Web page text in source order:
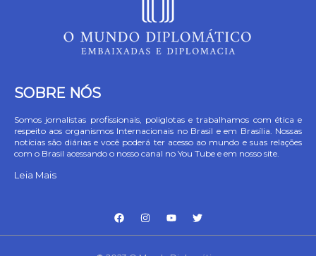
SOBRE NÓS
Somos jornalistas profissionais, poliglotas e trabalhamos com ética e
respeito aos organismos Internacionais no Brasil e em Brasília. Nossas
notícias são diárias e você poderá ter acesso ao mundo e suas relações
com o Brasil acessando o nosso canal no You Tube e em nosso site.
Leia Mais